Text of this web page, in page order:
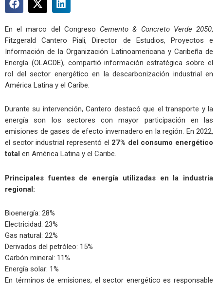
En el marco del Congreso Cemento & Concreto Verde 2050,
Fitzgerald Cantero Piali, Director de Estudios, Proyectos e
Información de la Organización Latinoamericana y Caribeña de
Energía (OLACDE), compartió información estratégica sobre el
rol del sector energético en la descarbonización industrial en
América Latina y el Caribe.
Durante su intervención, Cantero destacó que el transporte y la
energía son los sectores con mayor participación en las
emisiones de gases de efecto invernadero en la región. En 2022,
el sector industrial representó el 27% del consumo energético
total en América Latina y el Caribe.
Principales fuentes de energía utilizadas en la industria
regional:
Bioenergía: 28%
Electricidad: 23%
Gas natural: 22%
Derivados del petróleo: 15%
Carbón mineral: 11%
Energía solar: 1%
En términos de emisiones, el sector energético es responsable